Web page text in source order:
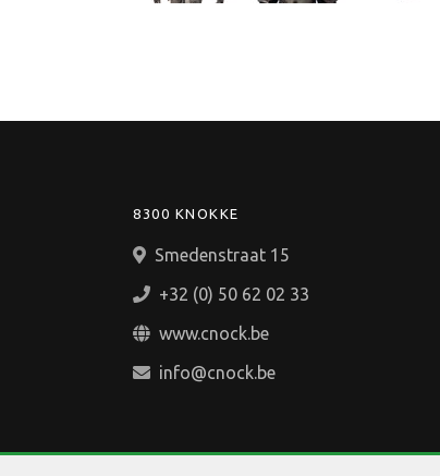
8300 KNOKKE
Smedenstraat 15
+32 (0) 50 62 02 33
www.cnock.be
info@cnock.be